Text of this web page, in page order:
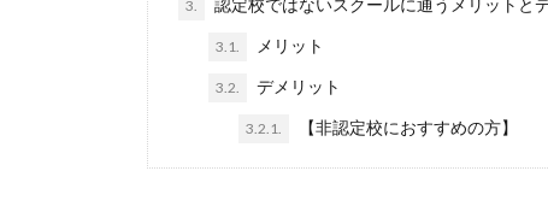
3. 認定校ではないスクールに通うメリットと
3.1. メリット
3.2. デメリット
3.2.1. 【非認定校におすすめの方】